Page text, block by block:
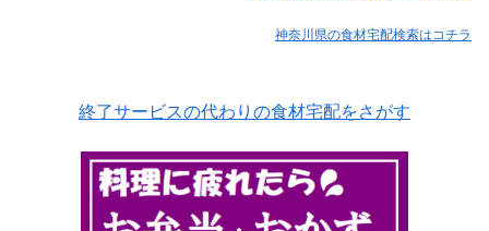
神奈川県の食材宅配検索はコチラ
終了サービスの代わりの食材宅配をさがす